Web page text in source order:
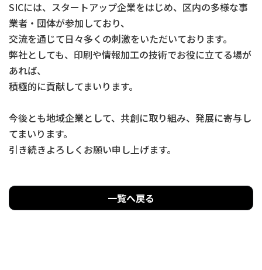
SICには、スタートアップ企業をはじめ、区内の多様な事
業者・団体が参加しており、
交流を通じて日々多くの刺激をいただいております。
弊社としても、印刷や情報加工の技術でお役に立てる場が
あれば、
積極的に貢献してまいります。
今後とも地域企業として、共創に取り組み、発展に寄与し
てまいります。
引き続きよろしくお願い申し上げます。
一覧へ戻る